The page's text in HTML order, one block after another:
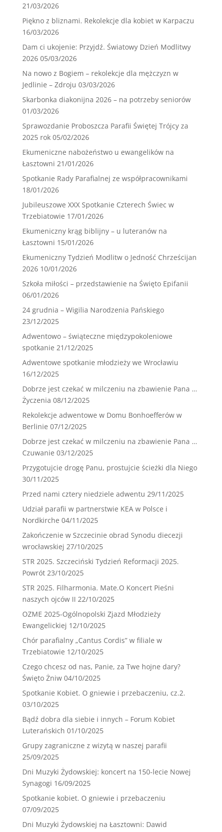
21/03/2026
Piękno z bliznami. Rekolekcje dla kobiet w Karpaczu
16/03/2026
Dam ci ukojenie: Przyjdź. Światowy Dzień Modlitwy
2026 05/03/2026
Na nowo z Bogiem – rekolekcje dla mężczyzn w
Jedlinie – Zdroju 03/03/2026
Skarbonka diakonijna 2026 – na potrzeby seniorów
01/03/2026
Sprawozdanie Proboszcza Parafii Świętej Trójcy za
2025 rok 05/02/2026
Ekumeniczne nabożeństwo u ewangelików na
Łasztowni 21/01/2026
Spotkanie Rady Parafialnej ze współpracownikami
18/01/2026
Jubileuszowe XXX Spotkanie Czterech Świec w
Trzebiatowie 17/01/2026
Ekumeniczny krąg biblijny – u luteranów na
Łasztowni 15/01/2026
Ekumeniczny Tydzień Modlitw o Jedność Chrześcijan
2026 10/01/2026
Szkoła miłości – przedstawienie na Święto Epifanii
06/01/2026
24 grudnia – Wigilia Narodzenia Pańskiego
23/12/2025
Adwentowo – świąteczne międzypokoleniowe
spotkanie 21/12/2025
Adwentowe spotkanie młodzieży we Wrocławiu
16/12/2025
Dobrze jest czekać w milczeniu na zbawienie Pana …
Życzenia 08/12/2025
Rekolekcje adwentowe w Domu Bonhoefferów w
Berlinie 07/12/2025
Dobrze jest czekać w milczeniu na zbawienie Pana …
Czuwanie 03/12/2025
Przygotujcie drogę Panu, prostujcie ścieżki dla Niego
30/11/2025
Przed nami cztery niedziele adwentu 29/11/2025
Udział parafii w partnerstwie KEA w Polsce i
Nordkirche 04/11/2025
Zakończenie w Szczecinie obrad Synodu diecezji
wrocławskiej 27/10/2025
STR 2025. Szczeciński Tydzień Reformacji 2025.
Powrót 23/10/2025
STR 2025. Filharmonia. Mate.O Koncert Pieśni
naszych ojców II 22/10/2025
OZME 2025-Ogólnopolski Zjazd Młodzieży
Ewangelickiej 12/10/2025
Chór parafialny „Cantus Cordis” w filiale w
Trzebiatowie 12/10/2025
Czego chcesz od nas, Panie, za Twe hojne dary?
Święto Żniw 04/10/2025
Spotkanie Kobiet. O gniewie i przebaczeniu, cz.2.
03/10/2025
Bądź dobra dla siebie i innych – Forum Kobiet
Luterańskich 01/10/2025
Grupy zagraniczne z wizytą w naszej parafii
25/09/2025
Dni Muzyki Żydowskiej: koncert na 150-lecie Nowej
Synagogi 16/09/2025
Spotkanie kobiet. O gniewie i przebaczeniu
07/09/2025
Dni Muzyki Żydowskiej na Łasztowni: Dawid